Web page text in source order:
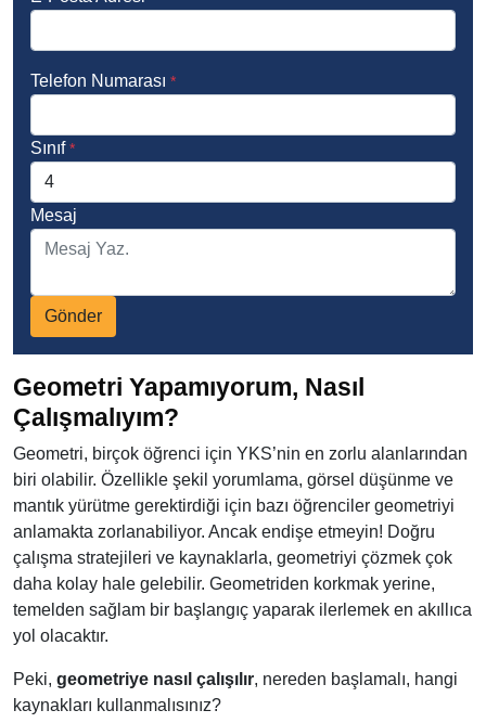
Telefon Numarası *
Sınıf*
Mesaj
Gönder
Geometri Yapamıyorum, Nasıl
Çalışmalıyım?
Geometri, birçok öğrenci için YKS’nin en zorlu alanlarından
biri olabilir. Özellikle şekil yorumlama, görsel düşünme ve
mantık yürütme gerektirdiği için bazı öğrenciler geometriyi
anlamakta zorlanabiliyor. Ancak endişe etmeyin! Doğru
çalışma stratejileri ve kaynaklarla, geometriyi çözmek çok
daha kolay hale gelebilir. Geometriden korkmak yerine,
temelden sağlam bir başlangıç yaparak ilerlemek en akıllıca
yol olacaktır.
Peki, geometriye nasıl çalışılır, nereden başlamalı, hangi
kaynakları kullanmalısınız?